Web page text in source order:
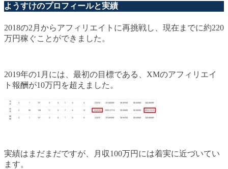
ようすけのプロフィールと実績
2018の2月からアフィリエイトに再挑戦し、現在までに約220
万円稼ぐことができました。
2019年の1月には、最初の目標である、XMのアフィリエイ
ト報酬が10万円を超えました。
実績はまだまだですが、月収100万円には着実に近づいてい
ます。